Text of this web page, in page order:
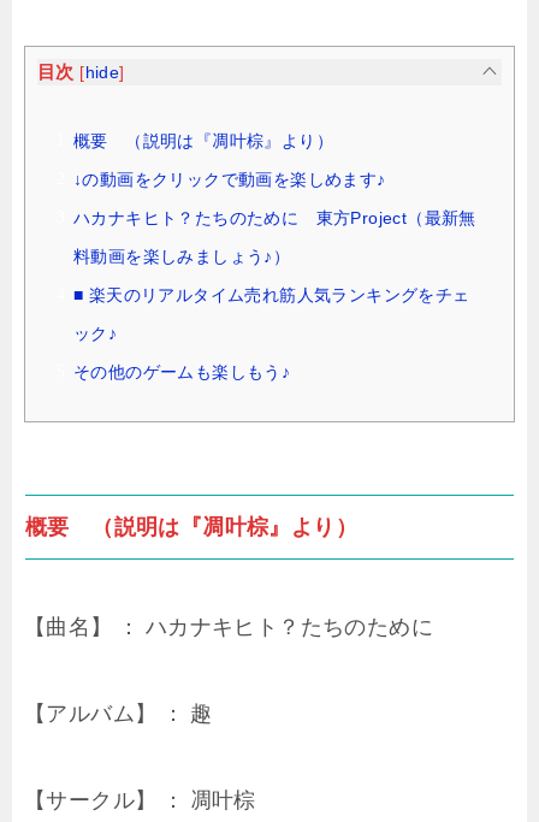
目次 [ hide]
概要 （説明は『凋叶棕』より）
↓の動画をクリックで動画を楽しめます♪
ハカナキヒト？たちのために 東方Project（最新無
料動画を楽しみましょう♪）
■ 楽天のリアルタイム売れ筋人気ランキングをチェ
ック♪
その他のゲームも楽しもう♪
概要 （説明は『凋叶棕』より）
【曲名】 ： ハカナキヒト？たちのために
【アルバム】 ： 趣
【サークル】 ： 凋叶棕